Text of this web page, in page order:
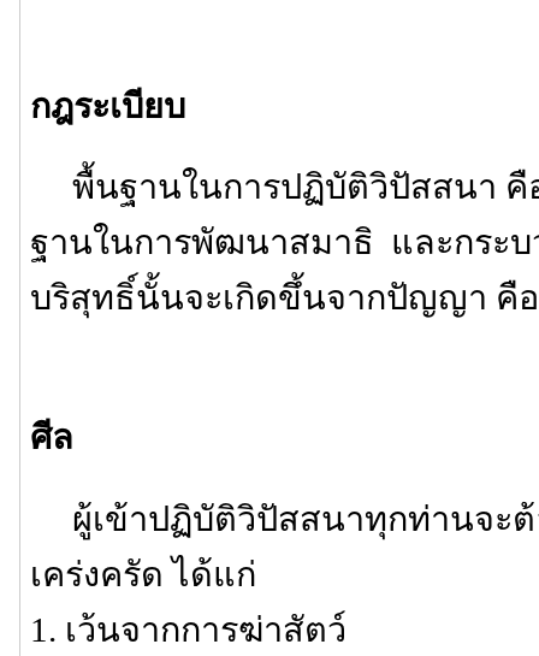
กฎระเบียบ
พื้นฐานในการปฏิบัติวิปัสสนา คื
ฐานในการพัฒนาสมาธิ และกระบ
บริสุทธิ์นั้นจะเกิดขึ้นจากปัญญา คือ
ศีล
ผู้เข้าปฏิบัติวิปัสสนาทุกท่านจะต้
เคร่งครัด ได้แก่
1. เว้นจากการฆ่าสัตว์